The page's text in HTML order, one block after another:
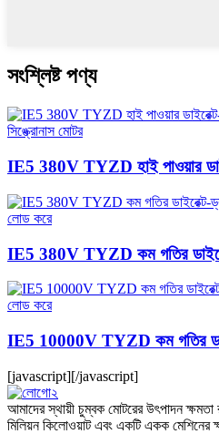
সংশ্লিষ্ট পণ্য
IE5 380V TYZD হাই পাওয়ার
IE5 380V TYZD কম গতির
IE5 10000V TYZD কম গতির
[javascript][/javascript]
আমাদের স্থায়ী চুম্বক মোটরের উৎপাদন ক্ষমতা
মিলিয়ন কিলোওয়াট এবং একটি একক মেশিনের